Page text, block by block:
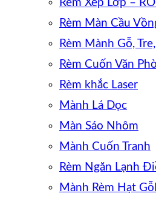
Rèm Xếp Lớp –
Rèm Màn Cầu
Rèm Mành Gỗ,
Rèm Cuốn Văn
Rèm khắc Laser
Mành Lá Dọc
Màn Sáo Nhôm
Mành Cuốn Tranh
Rèm Ngăn Lạnh
Mành Rèm Hạt Gỗ